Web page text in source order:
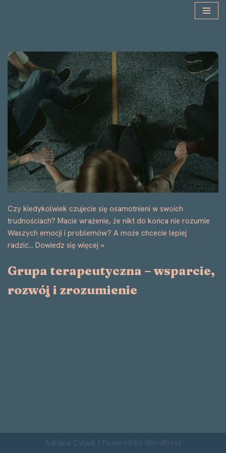
treści
Czy kiedykolwiek czujecie się osamotnieni w swoich
trudnościach? Macie wrażenie, że nikt do końca nie rozumie
Waszych emocji i problemów? A może chcecie lepiej
radzić… Dowiedz się więcej »
Grupa terapeutyczna – wsparcie,
rozwój i zrozumienie
Adriana Cylwik | Powered by WordPress